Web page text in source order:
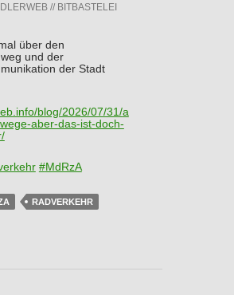
// BITBASTELEI
über den
und der
der Stadt
blog/2026/07/31/a
aber-das-ist-doch-
#MdRzA
RADVERKEHR